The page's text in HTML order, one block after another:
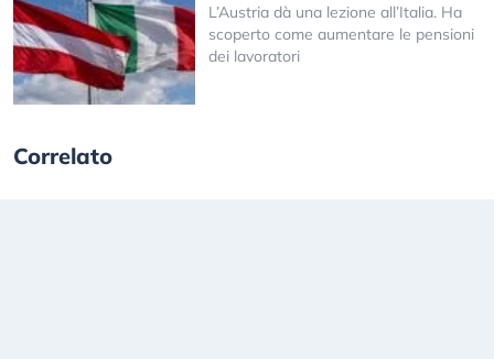
L’Austria dà una lezione all’Italia. Ha
scoperto come aumentare le pensioni
dei lavoratori
Correlato